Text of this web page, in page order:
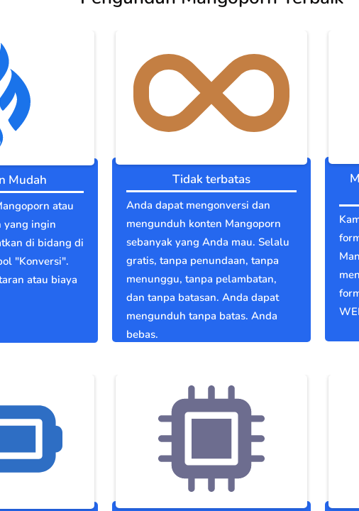
Mudah
atau
yang ingin
di bidang di
"Konversi".
atau biaya
Tidak terbatas
Anda dapat mengonversi dan
mengunduh konten Mangoporn
sebanyak yang Anda mau. Selalu
gratis, tanpa penundaan, tanpa
menunggu, tanpa pelambatan,
dan tanpa batasan. Anda dapat
mengunduh tanpa batas. Anda
bebas.